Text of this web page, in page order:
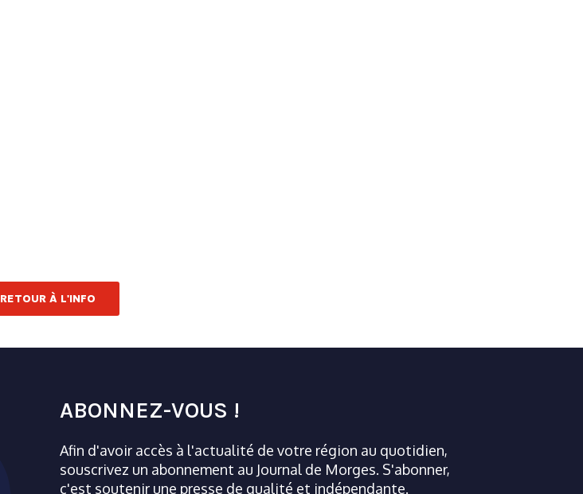
RETOUR À L'INFO
ABONNEZ-VOUS !
Afin d'avoir accès à l'actualité de votre région au quotidien,
souscrivez un abonnement au Journal de Morges. S'abonner,
c'est soutenir une presse de qualité et indépendante.